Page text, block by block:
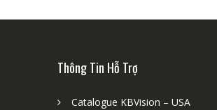
Thông Tin Hỗ Trợ
Catalogue KBVision – USA